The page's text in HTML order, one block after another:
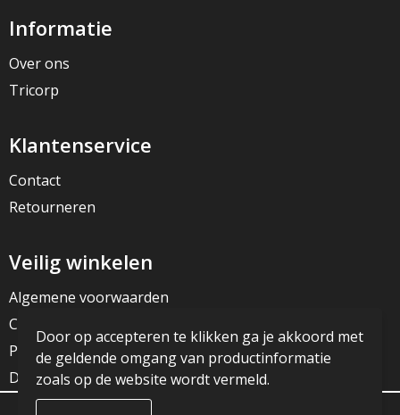
Informatie
Over ons
Tricorp
Klantenservice
Contact
Retourneren
Veilig winkelen
Algemene voorwaarden
Cookieverklaring
Privacyverklaring
Disclaimer
Door op accepteren te klikken ga je akkoord met
de geldende omgang van productinformatie
zoals op de website wordt vermeld.